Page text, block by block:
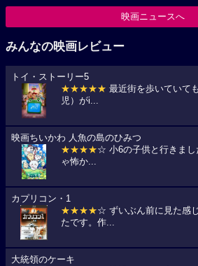
映画ニュースへ
みんなの映画レビュー
トイ・ストーリー5
★★★★★ 最近街を歩いていて
児）がi...
映画ちいかわ 人魚の島のひみつ
★★★★☆ 小6の子供と行きまし
ゃ怖か...
カプリコン・1
★★★★☆ ずいぶん前に見た感
たです。作...
大統領のケーキ